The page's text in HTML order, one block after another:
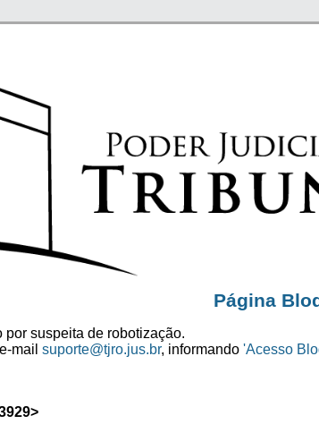
Página
suspeita de robotização.
mail suporte@tjro.jus.br, informando 'Acesso